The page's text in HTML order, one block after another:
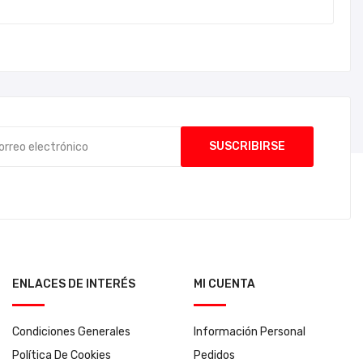
ENLACES DE INTERÉS
Condiciones Generales
Política De Cookies
MI CUENTA
Información Personal
Pedidos